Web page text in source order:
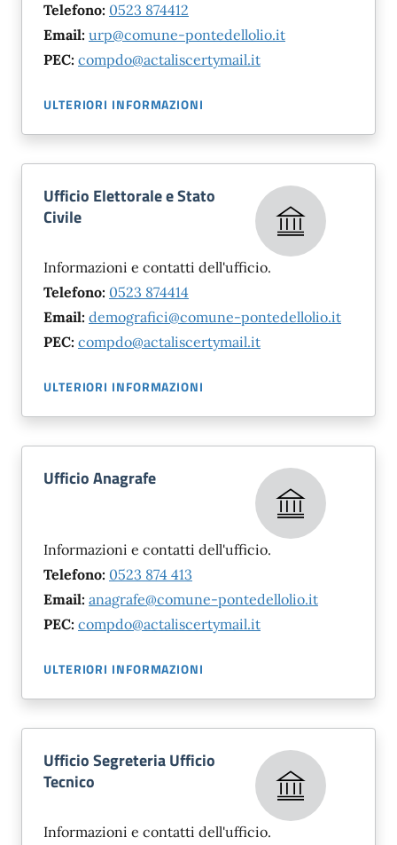
Telefono: 0523 874412
Email: urp@comune-pontedellolio.it
PEC: compdo@actaliscertymail.it
ULTERIORI INFORMAZIONI
Ufficio Elettorale e Stato
Civile
Informazioni e contatti dell'ufficio.
Telefono: 0523 874414
Email: demografici@comune-pontedellolio.it
PEC: compdo@actaliscertymail.it
ULTERIORI INFORMAZIONI
Ufficio Anagrafe
Informazioni e contatti dell'ufficio.
Telefono: 0523 874 413
Email: anagrafe@comune-pontedellolio.it
PEC: compdo@actaliscertymail.it
ULTERIORI INFORMAZIONI
Ufficio Segreteria Ufficio
Tecnico
Informazioni e contatti dell'ufficio.